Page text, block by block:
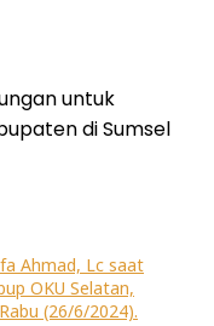
untuk
di Sumsel